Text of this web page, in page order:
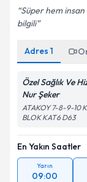
Süper hem insan
bilgili
Adres 1
Özel Sağlık Ve
Nur Şeker
ATAKOY 7-8-9-10
BLOK KAT6 D63
En Yakın Saatler
Yarın
09:00